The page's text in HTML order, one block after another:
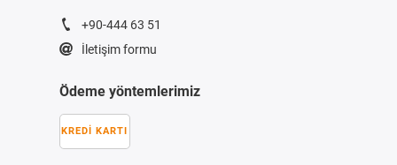
+90-444 63 51
İletişim formu
Ödeme yöntemlerimiz
KREDI KARTI